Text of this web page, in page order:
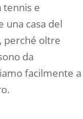
tennis e
una casa del
perché oltre
da
facilmente a